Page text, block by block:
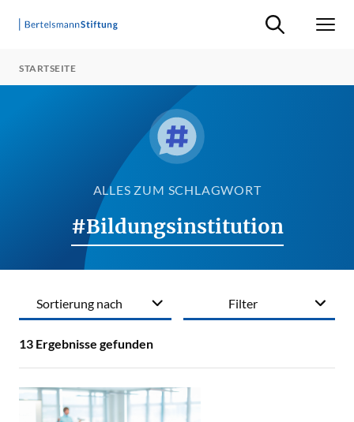
Suche ein-/
STARTSEITE
ALLES ZUM SCHLAGWORT
#Bildungsinstitution
Filter
13 Ergebnisse gefunden
Sortierung nach